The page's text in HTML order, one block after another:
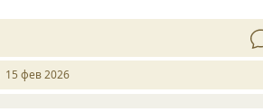
15 фев 2026